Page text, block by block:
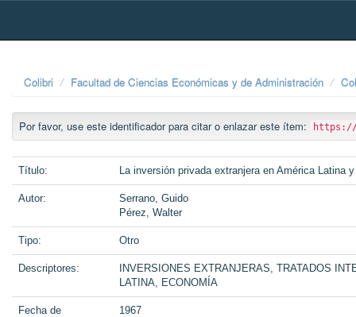
Skip
Colibri Facultad de Ciencias Económicas y de Administración
Por favor, use este identificador para citar o enlazar este ítem: https://
Título: La inversión privada extranjera en América Latina
Autor:
Serrano, Guido
Pérez, Walter
Tipo: Otro
Descriptores:
INVERSIONES EXTRANJERAS, TRATADOS
LATINA, ECONOMÍA
Fecha de
1967